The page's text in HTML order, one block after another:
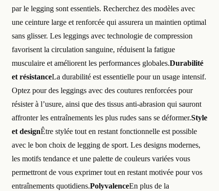
par le legging sont essentiels. Recherchez des modèles avec
une ceinture large et renforcée qui assurera un maintien optimal
sans glisser. Les leggings avec technologie de compression
favorisent la circulation sanguine, réduisent la fatigue
musculaire et améliorent les performances globales.Durabilité
et résistanceLa durabilité est essentielle pour un usage intensif.
Optez pour des leggings avec des coutures renforcées pour
résister à l’usure, ainsi que des tissus anti-abrasion qui sauront
affronter les entraînements les plus rudes sans se déformer.Style
et designÊtre stylée tout en restant fonctionnelle est possible
avec le bon choix de legging de sport. Les designs modernes,
les motifs tendance et une palette de couleurs variées vous
permettront de vous exprimer tout en restant motivée pour vos
entraînements quotidiens.PolyvalenceEn plus de la